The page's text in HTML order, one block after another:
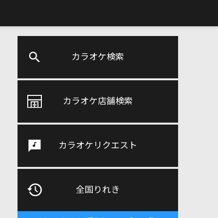
カラオケ検索
カラオケ店舗検索
カラオケリクエスト
全国りれき